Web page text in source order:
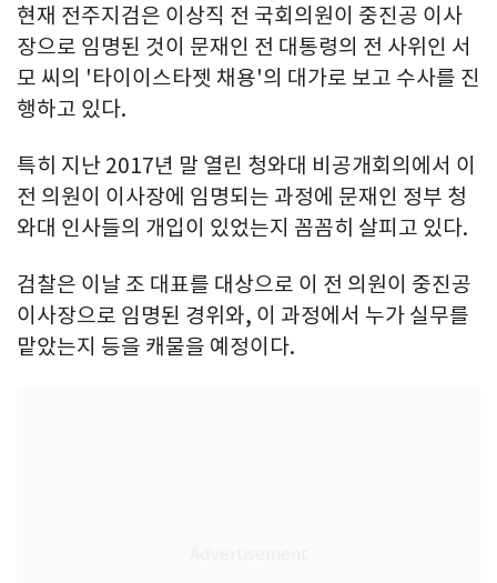
현재 전주지검은 이상직 전 국회의원이 중진공 이사
장으로 임명된 것이 문재인 전 대통령의 전 사위인 서
모 씨의 '타이이스타젯 채용'의 대가로 보고 수사를 진
행하고 있다.
특히 지난 2017년 말 열린 청와대 비공개회의에서 이
전 의원이 이사장에 임명되는 과정에 문재인 정부 청
와대 인사들의 개입이 있었는지 꼼꼼히 살피고 있다.
검찰은 이날 조 대표를 대상으로 이 전 의원이 중진공
이사장으로 임명된 경위와, 이 과정에서 누가 실무를
맡았는지 등을 캐물을 예정이다.